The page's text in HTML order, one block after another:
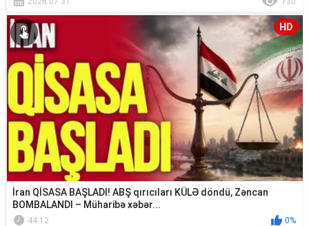
HD
İran QİSASA BAŞLADI! ABŞ qırıcıları KÜLƏ döndü, Zəncan
BOMBALANDI – Müharibə xəbər...
44:12
0%